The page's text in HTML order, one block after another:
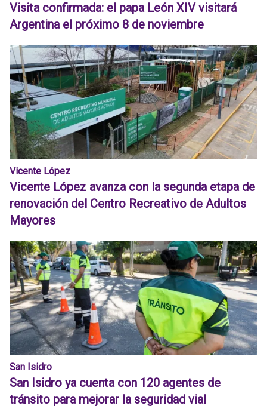
Visita confirmada: el papa León XIV visitará
Argentina el próximo 8 de noviembre
Vicente López
Vicente López avanza con la segunda etapa de
renovación del Centro Recreativo de Adultos
Mayores
San Isidro
San Isidro ya cuenta con 120 agentes de
tránsito para mejorar la seguridad vial